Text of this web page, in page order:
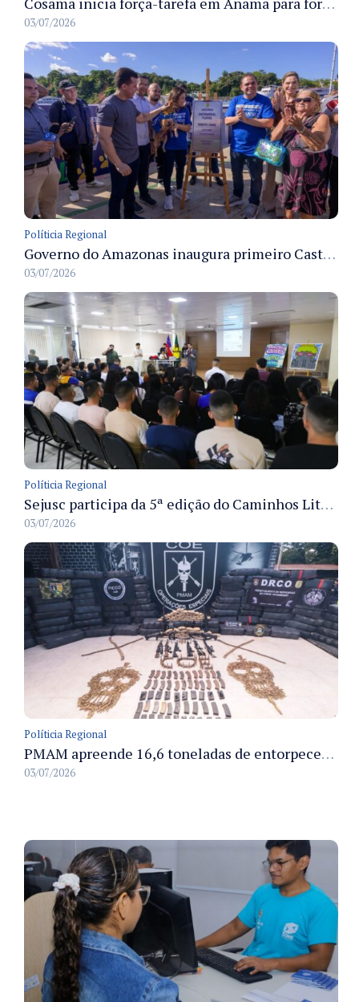
03/07/2026
Políticia Regional
Governo do Amazonas inaugura primeiro Castramóvel Fluvial para atendimento veterinário às comunidades ribeirinhas e castração gratuita
03/07/2026
Políticia Regional
Sejusc participa da 5ª edição do Caminhos Literários com foco na cultura hip-hop nas unidades socioeducativas
03/07/2026
Políticia Regional
PMAM apreende 16,6 toneladas de entorpecentes e registra aumento nas prisões em flagrante e nas capturas de foragidos no primeiro semestre de 2026
03/07/2026